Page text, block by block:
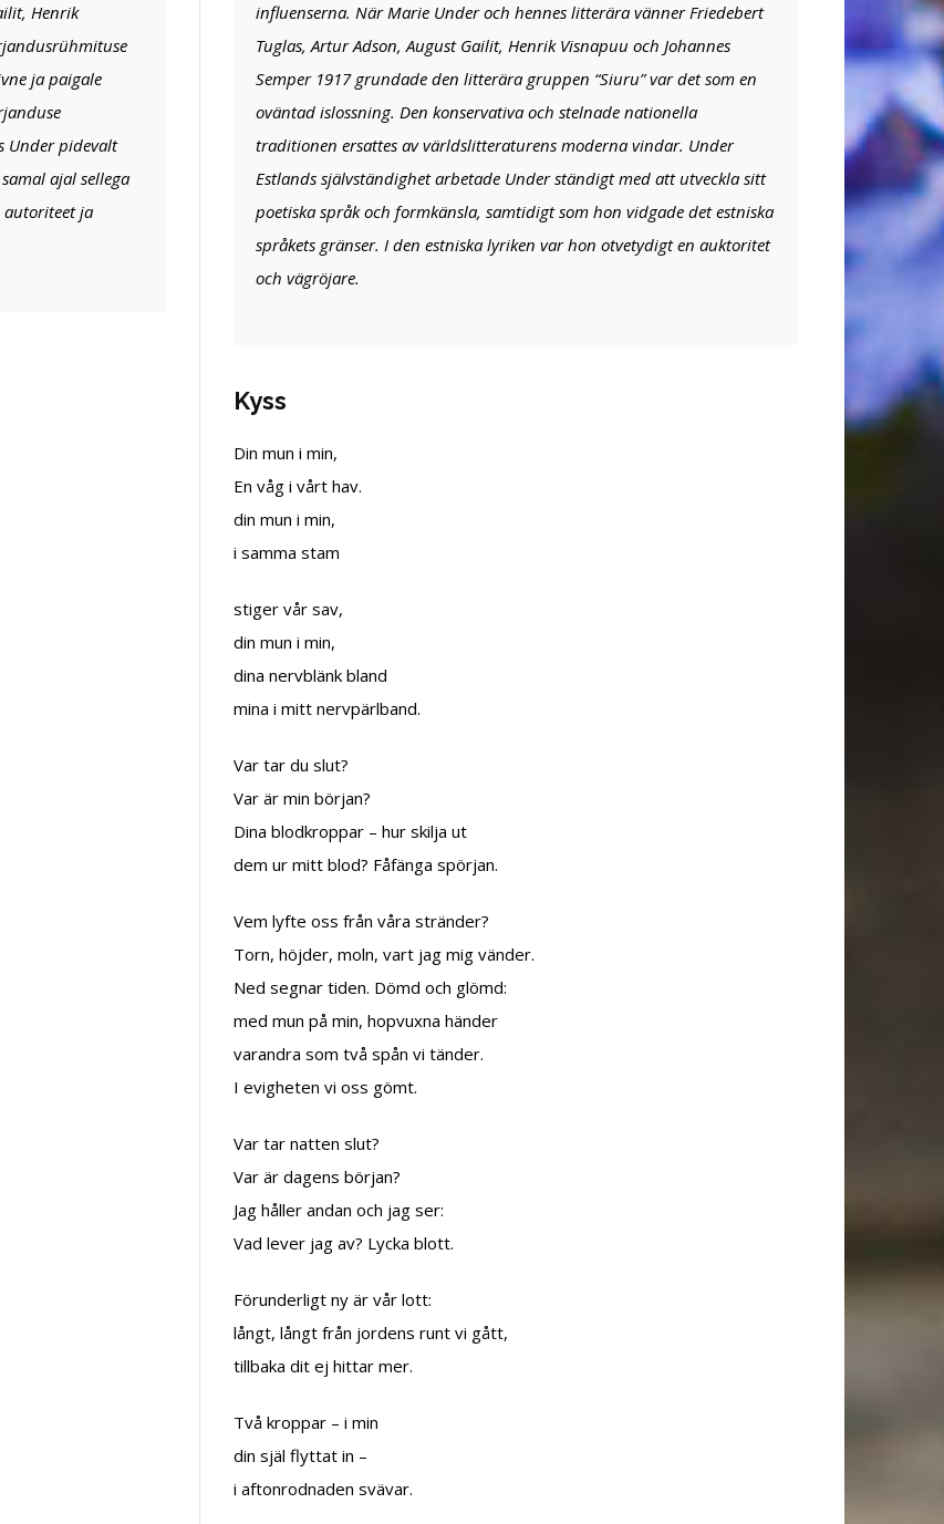
Henrik
ja paigale
Under pidevalt
ajal sellega
autoriteet ja
influenserna. När Marie Under och hennes litterära vänner Friedebert
Tuglas, Artur Adson, August Gailit, Henrik Visnapuu och Johannes
Semper 1917 grundade den litterära gruppen “Siuru” var det som en
oväntad islossning. Den konservativa och stelnade nationella
traditionen ersattes av världslitteraturens moderna vindar. Under
Estlands självständighet arbetade Under ständigt med att utveckla sitt
poetiska språk och formkänsla, samtidigt som hon vidgade det estniska
språkets gränser. I den estniska lyriken var hon otvetydigt en auktoritet
och vägröjare.
Kyss
Din mun i min,
En våg i vårt hav.
din mun i min,
i samma stam
stiger vår sav,
din mun i min,
dina nervblänk bland
mina i mitt nervpärlband.
Var tar du slut?
Var är min början?
Dina blodkroppar – hur skilja ut
dem ur mitt blod? Fåfänga spörjan.
Vem lyfte oss från våra stränder?
Torn, höjder, moln, vart jag mig vänder.
Ned segnar tiden. Dömd och glömd:
med mun på min, hopvuxna händer
varandra som två spån vi tänder.
I evigheten vi oss gömt.
Var tar natten slut?
Var är dagens början?
Jag håller andan och jag ser:
Vad lever jag av? Lycka blott.
Förunderligt ny är vår lott:
långt, långt från jordens runt vi gått,
tillbaka dit ej hittar mer.
Två kroppar – i min
din själ flyttat in –
i aftonrodnaden svävar.